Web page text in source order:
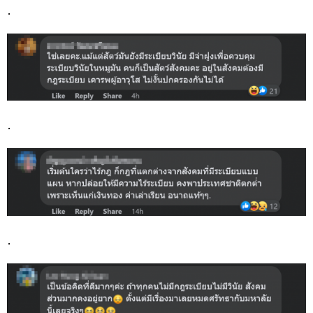
.
.
.